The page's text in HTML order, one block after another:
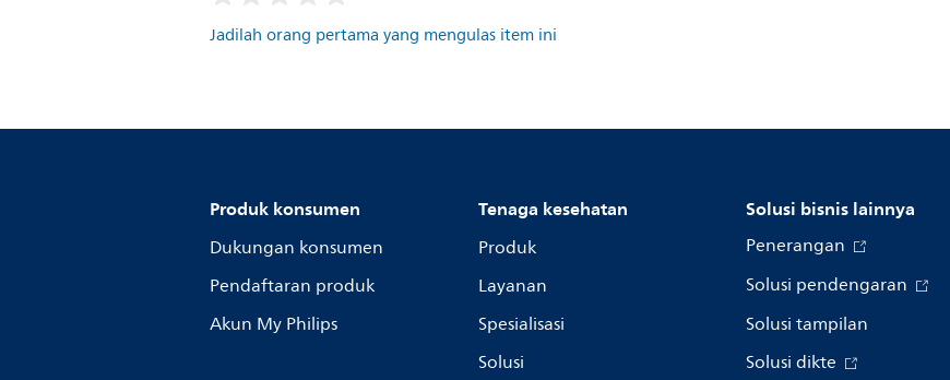
Jadilah orang pertama yang mengulas item ini
Produk konsumen
Dukungan konsumen
Pendaftaran produk
Akun My Philips
Tenaga kesehatan
Produk
Layanan
Spesialisasi
Solusi
Solusi bisnis lainnya
Penerangan
Solusi pendengaran
Solusi tampilan
Solusi dikte